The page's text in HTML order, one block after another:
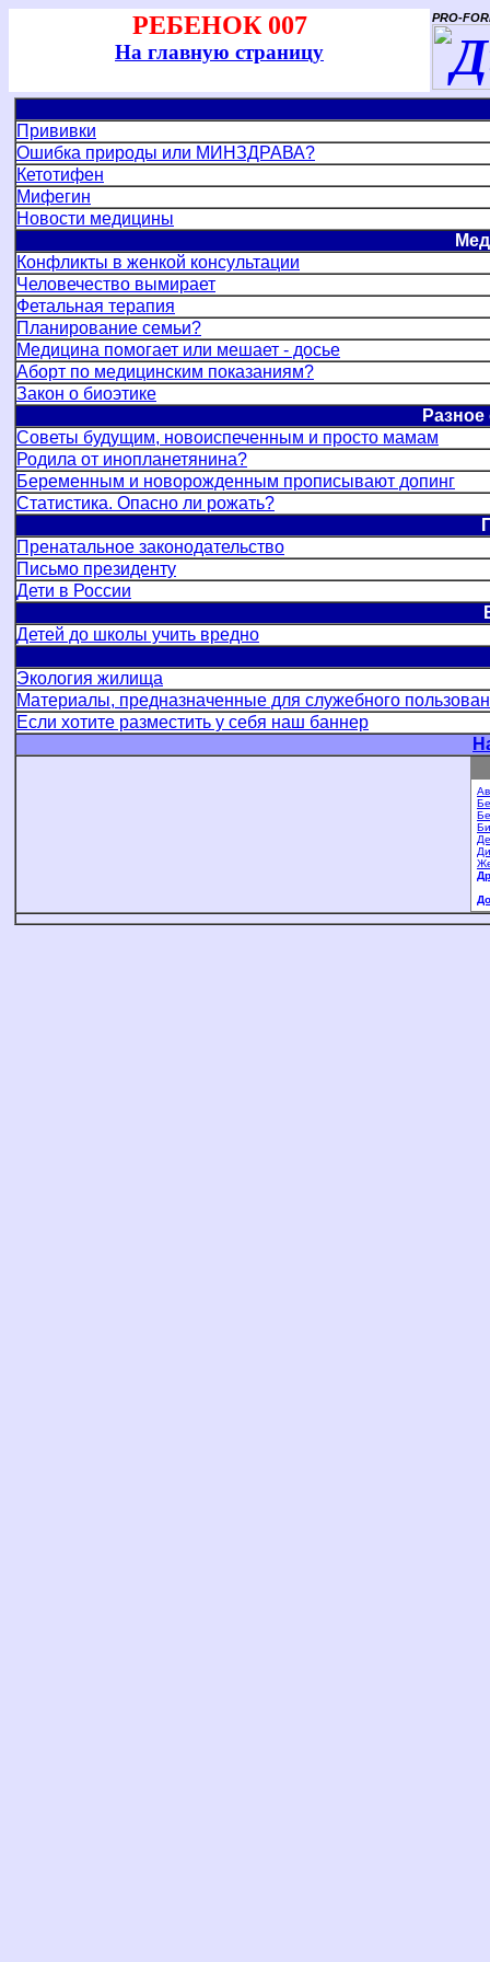
РЕБЕНОК 007
На главную страницу
PRO-
Прививки
Ошибка природы или МИНЗДРАВА?
Кетотифен
Мифегин
Новости медицины
Конфликты в женкой консультации
Человечество вымирает
Фетальная терапия
Планирование семьи?
Медицина помогает или мешает - досье
Аборт по медицинским показаниям?
Закон о биоэтике
Советы будущим, новоиспеченным и просто мамам
Родила от инопланетянина?
Беременным и новорожденным прописывают допинг
Статистика. Опасно ли рожать?
Пренатальное законодательство
Письмо президенту
Дети в России
Детей до школы учить вредно
Экология жилища
Материалы, предназначенные для служебного
Если хотите разместить у себя наш баннер